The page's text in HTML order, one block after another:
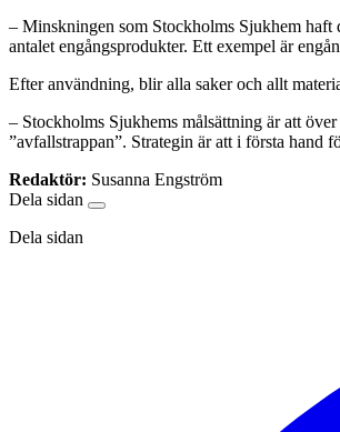
– Minskningen som Stockholms Sjukhem haft
antalet engångsprodukter. Ett exempel är
Efter användning, blir alla saker och allt
– Stockholms Sjukhems målsättning är att
”avfallstrappan”. Strategin är att i första hand
Redaktör: Susanna Engström
Dela sidan
Dela sidan